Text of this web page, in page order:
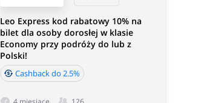
Leo Express kod rabatowy 10% na
bilet dla osoby dorosłej w klasie
Economy przy podróży do lub z
Polski!
Cashback do 2.5%